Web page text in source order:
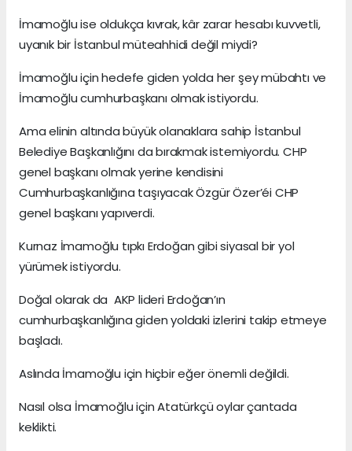
İmamoğlu ise oldukça kıvrak, kâr zarar hesabı kuvvetli,
uyanık bir İstanbul müteahhidi değil miydi?
İmamoğlu için hedefe giden yolda her şey mübahtı ve
İmamoğlu cumhurbaşkanı olmak istiyordu.
Ama elinin altında büyük olanaklara sahip İstanbul
Belediye Başkanlığını da bırakmak istemiyordu. CHP
genel başkanı olmak yerine kendisini
Cumhurbaşkanlığına taşıyacak Özgür Özer’éi CHP
genel başkanı yapıverdi.
Kurnaz İmamoğlu tıpkı Erdoğan gibi siyasal bir yol
yürümek istiyordu.
Doğal olarak da AKP lideri Erdoğan’ın
cumhurbaşkanlığına giden yoldaki izlerini takip etmeye
başladı.
Aslında İmamoğlu için hiçbir eğer önemli değildi.
Nasıl olsa İmamoğlu için Atatürkçü oylar çantada
keklikti.